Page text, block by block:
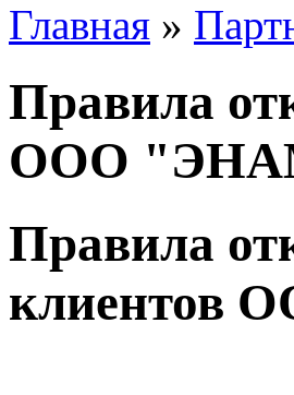
Главная »
Правила
ООО
Правила